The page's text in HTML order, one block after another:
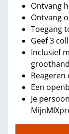
Ontvang
Ontvang
Toegang
Geef 3
Inclusief
Een
Je